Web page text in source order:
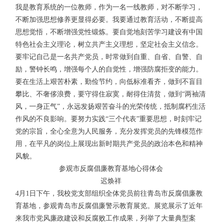
我是教育系统的一位教师，作为一名一线教师，对不断学习，
不断加强思想修养更显得必要。我要通过教育活动，不断提高
思想觉悟，不断增强党性锻炼。要自觉地刻苦学习建设有中国
特色社会主义理论，树立共产主义理想，坚定社会主义信念。
要牢记自己是一名共产党员，时常做到自重、自省、自警、自
励，警钟长鸣，增强每个人的自觉性，增强防腐拒变的能力。
要在生活上艰苦朴素，勤俭节约，向低标准看齐，做到不盲目
攀比、不奢侈浪费，要守得住寂寞，耐得住清贫，做到“两袖清
风，一身正气”，永远发扬艰苦奋斗的光荣传统，抵制腐朽生活
作风的不良影响。要努力实践“三个代表”重要思想，时刻牢记
党的宗旨，全心全意为人民服务，充分发挥党员的先锋模范作
用，在平凡的岗位上展现出新时期共产党员的政治本色和精神
风貌。
参观市反腐倡廉教育基地心得体会
迟焕祥
4月1日下午，我校党支部组织全体党员前往青岛市反腐倡廉教
育基地，参观青岛市反腐倡廉警示教育展览。展览展示了近年
来我市党风廉政建设和反腐败工作成果，列举了大量典型案